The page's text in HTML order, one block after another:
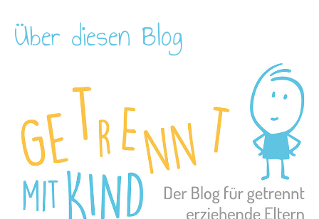
Über diesen Blog